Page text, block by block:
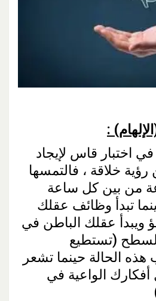
اختبار قاس لإيجاد
خلاقة ، فالتمسها
من بين كل ساعة
تبدأ وظائف عقلك
ويبدأ عقلك الباطن في
(تستطيع
هذه الحالة حينما تشعر
أفكارك الواعية في